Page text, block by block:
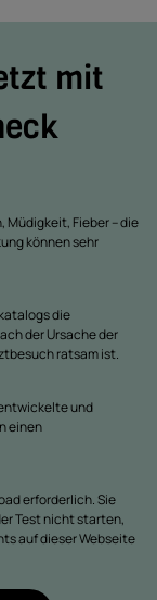
mit
Müdigkeit, Fieber – die
können sehr
die
der Ursache der
ratsam ist.
und
einen
erforderlich. Sie
Test nicht starten,
auf dieser Webseite